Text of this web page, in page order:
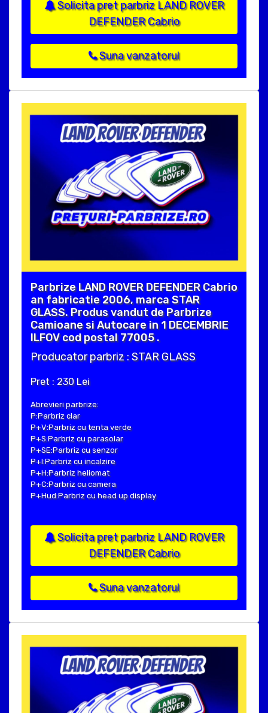
Solicita pret parbriz LAND ROVER
DEFENDER Cabrio
Suna vanzatorul
Parbrize LAND ROVER DEFENDER Cabrio
an fabricatie 2006, marca STAR
GLASS. Produs vandut de Parbrize
Camioane si Autocare in 1 DECEMBRIE
ILFOV cod postal 77005 .
Producator parbriz : STAR GLASS
Pret : 230 Lei
Abrevieri parbrize:
P:Parbriz clar
P+V:Parbriz cu tenta verde
P+S:Parbriz cu parasolar
P+SE:Parbriz cu senzor
P+I:Parbriz cu incalzire
P+H:Parbriz heliomat
P+C:Parbriz cu camera
P+Hud:Parbriz cu head up display
Solicita pret parbriz LAND ROVER
DEFENDER Cabrio
Suna vanzatorul